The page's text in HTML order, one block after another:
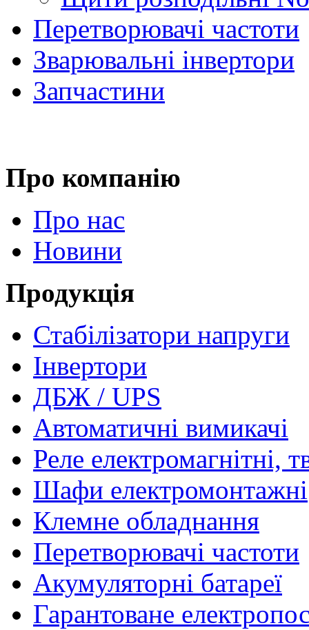
Перетворювачі частоти
Зварювальні інвертори
Запчастини
Про компанію
Про нас
Новини
Продукція
Стабілізатори напруги
Інвертори
ДБЖ / UPS
Автоматичні вимикачі
Реле електромагнітні,
Шафи електромонтажні
Клемне обладнання
Перетворювачі частоти
Акумуляторні батареї
Гарантоване